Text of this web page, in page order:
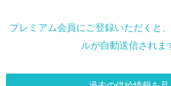
プレミアム会員にご登録いただくと
ルが自動送信されま